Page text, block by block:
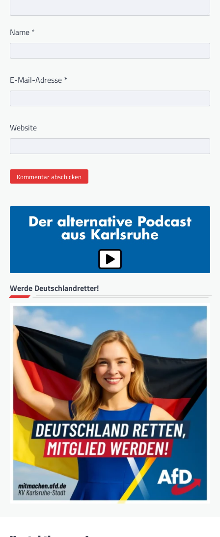
Name *
E-Mail-Adresse *
Website
Werde Deutschlandretter!